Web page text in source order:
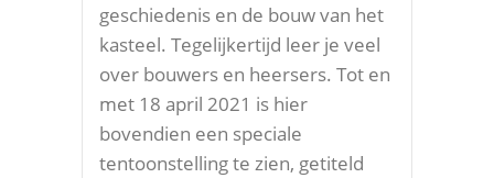
geschiedenis en de bouw van het
kasteel. Tegelijkertijd leer je veel
over bouwers en heersers. Tot en
met 18 april 2021 is hier
bovendien een speciale
tentoonstelling te zien, getiteld